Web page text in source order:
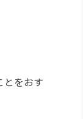
とをおす